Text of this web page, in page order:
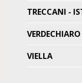
TRECCANI -
VIELLA